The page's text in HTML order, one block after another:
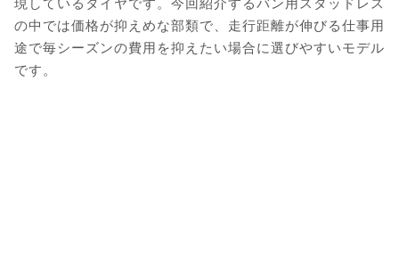
の中では価格が抑えめな部類で、走行距離が伸びる仕事用
途で毎シーズンの費用を抑えたい場合に選びやすいモデル
です。